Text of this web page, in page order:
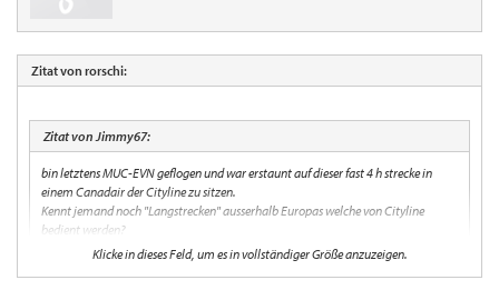
Zitat von rorschi:
Zitat von Jimmy67:
bin letztens MUC-EVN geflogen und war erstaunt auf dieser fast 4 h strecke in
einem Canadair der Cityline zu sitzen.
Kennt jemand noch "Langstrecken" ausserhalb Europas welche von Cityline
bedient werden?
Klicke in dieses Feld, um es in vollständiger Größe anzuzeigen.